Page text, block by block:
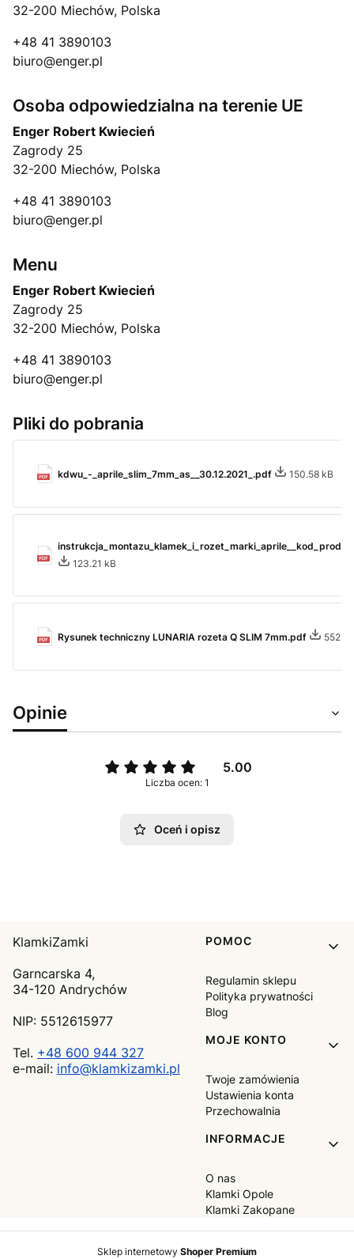
32-200 Miechów, Polska
+48 41 3890103
biuro@enger.pl
Osoba odpowiedzialna na terenie UE
Enger Robert Kwiecień
Zagrody 25
32-200 Miechów, Polska
+48 41 3890103
biuro@enger.pl
Menu
Enger Robert Kwiecień
Zagrody 25
32-200 Miechów, Polska
+48 41 3890103
biuro@enger.pl
Pliki do pobrania
kdwu_-_aprile_slim_7mm_as__30.12.2021_.pdf 150.58 kB
123.21 kB
Rysunek techniczny LUNARIA rozeta Q SLIM 7mm.pdf
Opinie
5.00
Liczba ocen: 1
Oceń i opisz
KlamkiZamki
Garncarska 4,
34-120 Andrychów
NIP: 5512615977
Tel. +48 600 944 327
e-mail: info@klamkizamki.pl
Linki w stopce
POMOC
Regulamin sklepu
Polityka prywatności
Blog
MOJE KONTO
Twoje zamówienia
Ustawienia konta
Przechowalnia
INFORMACJE
O nas
Klamki Opole
Klamki Zakopane
Sklep internetowy Shoper Premium